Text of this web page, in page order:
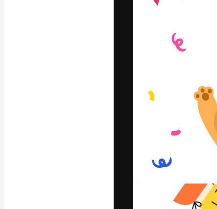
최고의 결과
플랫폼. 크리
스튜디오를
자.
한국어
Copyright © 2010-